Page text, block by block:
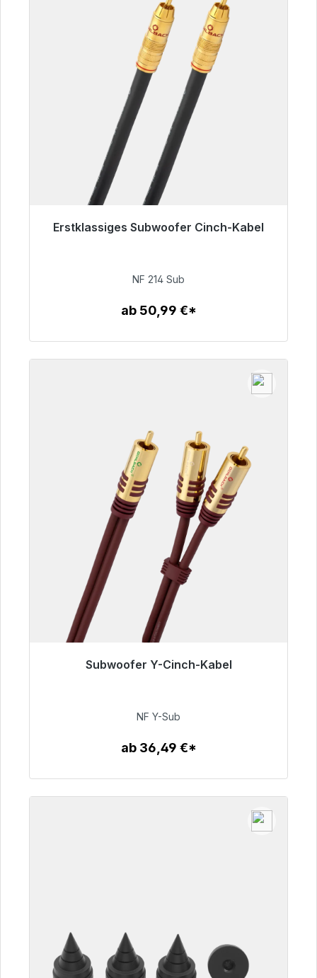
Erstklassiges Subwoofer Cinch-Kabel
94,00 €
NF 214 Sub
ab 50,99 €*
Subwoofer Y-Cinch-Kabel
50,99 €
NF Y-Sub
ab 36,49 €*